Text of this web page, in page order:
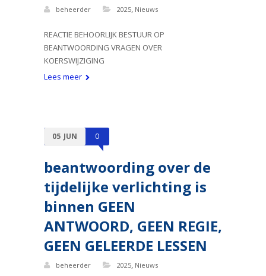
beheerder 2025, Nieuws
REACTIE BEHOORLIJK BESTUUR OP
BEANTWOORDING VRAGEN OVER
KOERSWIJZIGING
Lees meer
05 JUN 0
beantwoording over de
tijdelijke verlichting is
binnen GEEN
ANTWOORD, GEEN REGIE,
GEEN GELEERDE LESSEN
beheerder 2025, Nieuws